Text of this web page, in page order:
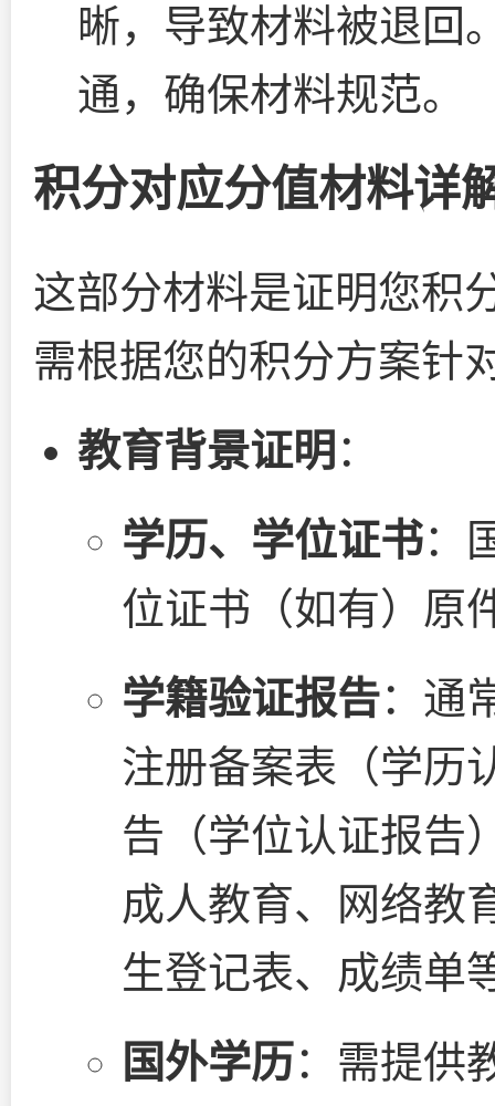
晰，导致材料被退回
通，确保材料规范。
积分对应分值材料详
这部分材料是证明您积
需根据您的积分方案针
教育背景证明 ：
学历、学位证书：
位证书（如有）原
学籍验证报告：通
注册备案表（学历
告（学位认证报告
成人教育、网络教
生登记表、成绩单
国外学历：需提供